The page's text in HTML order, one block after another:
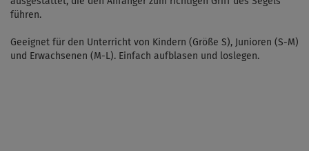
führen.
Geeignet für den Unterricht von Kindern (Größe S), Junioren (S-M)
und Erwachsenen (M-L). Einfach aufblasen und loslegen.